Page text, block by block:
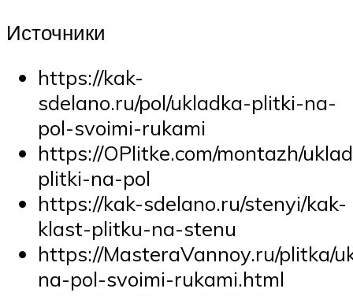
Источники
https://kak-
sdelano.ru/pol/ukladka-plitki-na-
pol-svoimi-rukami
https://OPlitke.com/montazh/
plitki-na-pol
https://kak-sdelano.ru/stenyi/kak-
klast-plitku-na-stenu
https://MasteraVannoy.ru/plitka/
na-pol-svoimi-rukami.html